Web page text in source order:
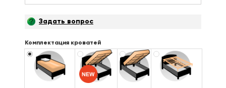
Задать вопрос
Комплектация кроватей